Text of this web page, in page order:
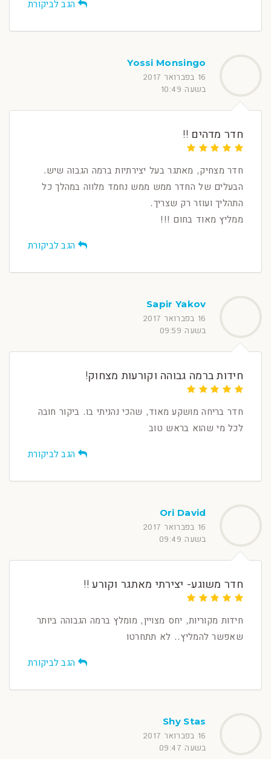
הגב לביקורת
Yossi Monsingo
16 בפברואר 2017
בשעה 10:49
חדר מדהים !!
חדר מצחיק, מאתגר בעל יצירתיות ברמה הגבוה שיש.
הבעלים של החדר ממש ממש נחמד מלווה במהלך כל
התהליך ועוזר רק שצריך.
ממליץ מאוד בחום !!!
הגב לביקורת
Sapir Yakov
16 בפברואר 2017
בשעה 09:59
חידות ברמה גבוהה וקורעות מצחוק!
חדר בריחה מושקע מאוד, שהכי נהניתי בו. ביקור חובה
לכל מי שהוא בראש טוב
הגב לביקורת
Ori David
16 בפברואר 2017
בשעה 09:49
חדר משוגע- יצירתי מאתגר וקורע !!
חידות מקוריות, יחס מצויין, מומלץ ברמה הגבוהה ביותר
שאפשר להמליץ.. לא תתחרטו
הגב לביקורת
Shy Stas
16 בפברואר 2017
בשעה 09:47